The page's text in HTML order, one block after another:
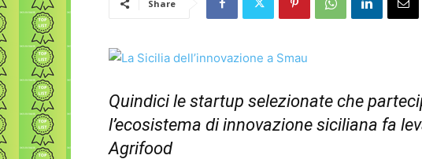
Share
Quindici le startup selezionate che
l’ecosistema di innovazione siciliana fa
Agrifood